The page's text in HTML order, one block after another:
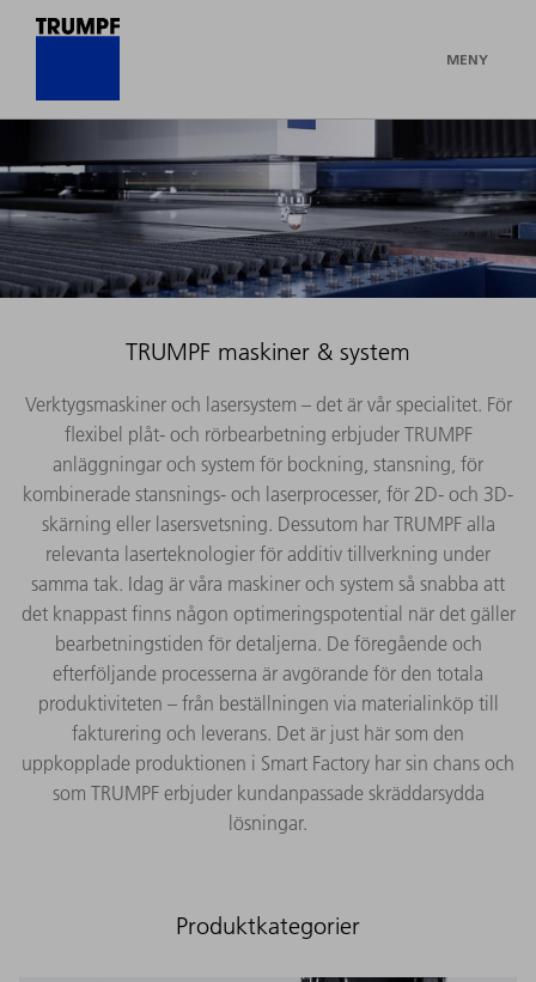
MENY
TRUMPF maskiner & system
Verktygsmaskiner och lasersystem – det är vår specialitet. För
flexibel plåt- och rörbearbetning erbjuder TRUMPF
anläggningar och system för bockning, stansning, för
kombinerade stansnings- och laserprocesser, för 2D- och 3D-
skärning eller lasersvetsning. Dessutom har TRUMPF alla
relevanta laserteknologier för additiv tillverkning under
samma tak. Idag är våra maskiner och system så snabba att
det knappast finns någon optimeringspotential när det gäller
bearbetningstiden för detaljerna. De föregående och
efterföljande processerna är avgörande för den totala
produktiviteten – från beställningen via materialinköp till
fakturering och leverans. Det är just här som den
uppkopplade produktionen i Smart Factory har sin chans och
som TRUMPF erbjuder kundanpassade skräddarsydda
lösningar.
Produktkategorier